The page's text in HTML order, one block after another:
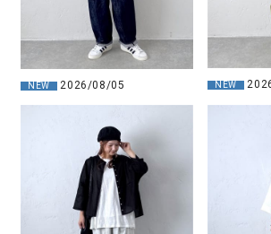
NEW 2026/08/05 NEW